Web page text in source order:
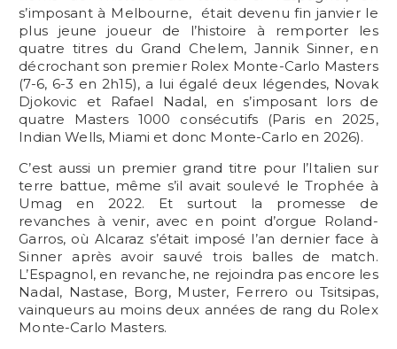
s’imposant à Melbourne, était devenu fin janvier le
plus jeune joueur de l’histoire à remporter les
quatre titres du Grand Chelem, Jannik Sinner, en
décrochant son premier Rolex Monte-Carlo Masters
(7-6, 6-3 en 2h15), a lui égalé deux légendes, Novak
Djokovic et Rafael Nadal, en s’imposant lors de
quatre Masters 1000 consécutifs (Paris en 2025,
Indian Wells, Miami et donc Monte-Carlo en 2026).
C’est aussi un premier grand titre pour l’Italien sur
terre battue, même s’il avait soulevé le Trophée à
Umag en 2022. Et surtout la promesse de
revanches à venir, avec en point d’orgue Roland-
Garros, où Alcaraz s’était imposé l’an dernier face à
Sinner après avoir sauvé trois balles de match.
L’Espagnol, en revanche, ne rejoindra pas encore les
Nadal, Nastase, Borg, Muster, Ferrero ou Tsitsipas,
vainqueurs au moins deux années de rang du Rolex
Monte-Carlo Masters.